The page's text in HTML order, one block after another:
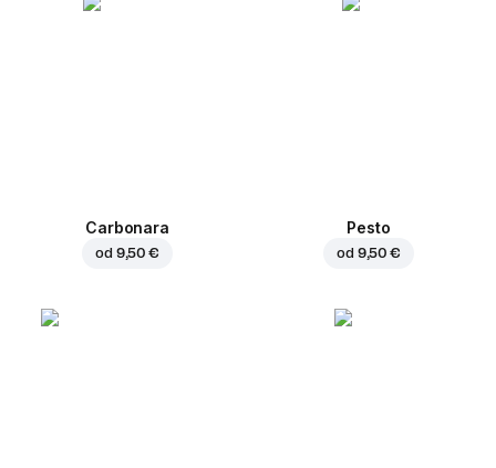
Carbonara
od 9,50 €
Pesto
od 9,50 €